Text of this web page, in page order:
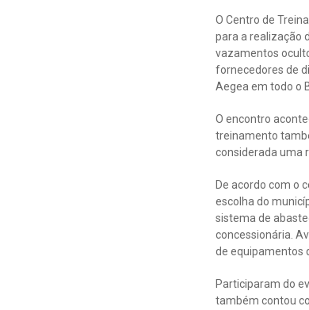
O Centro de
para a realização
vazamentos
fornecedores de
Aegea em todo o
O encontro
treinamento
considerada uma
De acordo com o
escolha do
sistema de
concessionária.
de equipamentos
Participaram do
também contou